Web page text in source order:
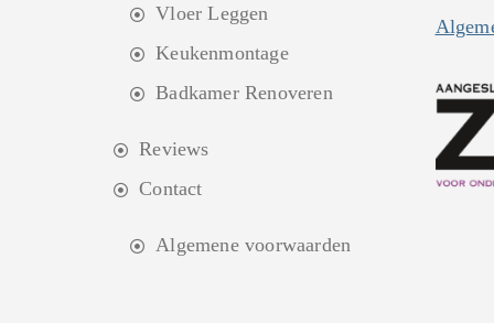
Vloer Leggen
Keukenmontage
Badkamer Renoveren
Reviews
Contact
Algemene voorwaarden